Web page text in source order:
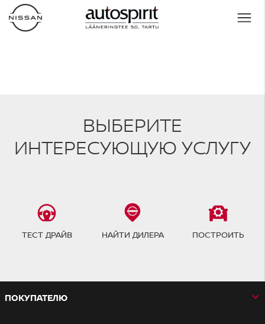
ВЫБЕРИТЕ
ИНТЕРЕСУЮЩУЮ УСЛУГУ
ТЕСТ ДРАЙВ НАЙТИ ДИЛЕРА ПОСТРОИТЬ
ПОКУПАТЕЛЮ